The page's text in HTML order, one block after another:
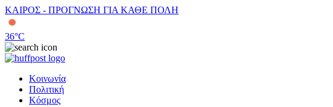
ΚΑΙΡΟΣ - ΠΡΟΓΝΩΣΗ ΓΙΑ ΚΑΘΕ ΠΟΛΗ
36°C
Κοινωνία
Πολιτική
Κόσμος